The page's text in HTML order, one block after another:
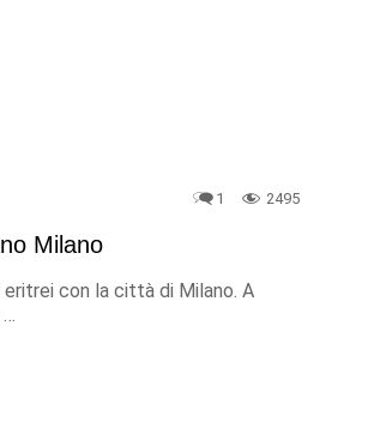
1 2495
Milano
con la città di Milano. A
…